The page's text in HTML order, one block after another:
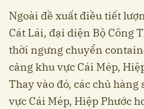
Ngoài đề xuất điều tiết
Cát Lái, đại diện Bộ Công
thời ngưng chuyển
cảng khu vực Cái Mép,
Thay vào đó, các chủ
vực Cái Mép, Hiệp Phước